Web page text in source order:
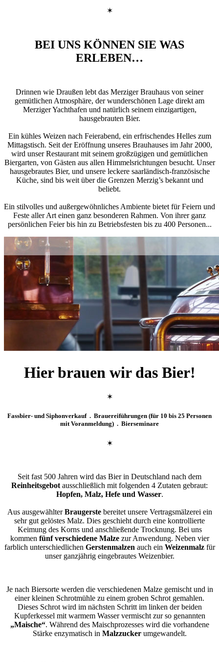
✶
BEI UNS KÖNNEN SIE WAS
ERLEBEN…
Drinnen wie Draußen lebt das Merziger Brauhaus von seiner
gemütlichen Atmosphäre, der wunderschönen Lage direkt am
Merziger Yachthafen und natürlich seinem einzigartigen,
hausgebrauten Bier.
Ein kühles Weizen nach Feierabend, ein erfrischendes Helles zum
Mittagstisch. Seit der Eröffnung unseres Brauhauses im Jahr 2000,
wird unser Restaurant mit seinem großzügigen und gemütlichen
Biergarten, von Gästen aus allen Himmelsrichtungen besucht. Unser
hausgebrautes Bier, und unsere leckere saarländisch-französische
Küche, sind bis weit über die Grenzen Merzig’s bekannt und
beliebt.
Ein stilvolles und außergewöhnliches Ambiente bietet für Feiern und
Feste aller Art einen ganz besonderen Rahmen. Von ihrer ganz
persönlichen Feier bis hin zu Betriebsfesten bis zu 400 Personen...
Hier brauen wir das Bier!
✶
Fassbier- und Siphonverkauf . Brauereiführungen (für 10 bis 25 Personen
mit Voranmeldung) . Bierseminare
✶
Seit fast 500 Jahren wird das Bier in Deutschland nach dem
Reinheitsgebot ausschließlich mit folgenden 4 Zutaten gebraut:
Hopfen, Malz, Hefe und Wasser.
Aus ausgewählterBraugerstebereitet unsere Vertragsmälzerei ein
sehr gut gelöstes Malz. Dies geschieht durch eine kontrollierte
Keimung des Korns und anschließende Trocknung. Bei uns
kommen fünf verschiedene Malzezur Anwendung. Neben vier
farblich unterschiedlichen Gerstenmalzen auch ein Weizenmalzfür
unser ganzjährig eingebrautes Weizenbier.
Je nach Biersorte werden die verschiedenen Malze gemischt und in
einer kleinen Schrotmühle zu einem groben Schrot gemahlen.
Dieses Schrot wird im nächsten Schritt im linken der beiden
Kupferkessel mit warmem Wasser vermischt zur so genannten
„Maische“. Während des Maischprozesses wird die vorhandene
Stärke enzymatisch in Malzzuckerumgewandelt.